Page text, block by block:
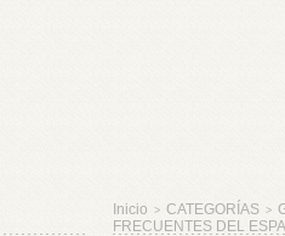
Inicio > CATEGORÍAS >
FRECUENTES DEL